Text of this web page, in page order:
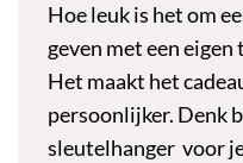
Hoe leuk is het om
geven met een
Het maakt het
persoonlijker. Denk
sleutelhanger voor